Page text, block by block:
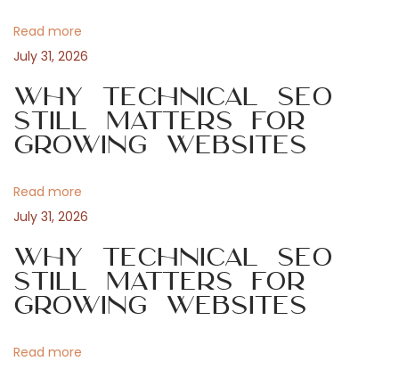
i
g
a
t
i
o
n
a
t
e
p
e
g
a
a
n
t
Read more
July 31, 2026
Why Technical SEO
Still Matters for
Growing Websites
Read more
July 31, 2026
Why Technical SEO
Still Matters for
Growing Websites
Read more